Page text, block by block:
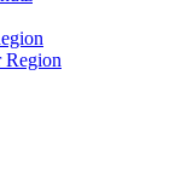
Region